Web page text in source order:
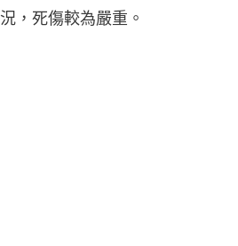
，死傷較為嚴重。